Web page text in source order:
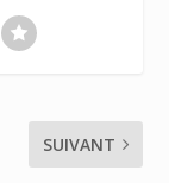
SUIVANT